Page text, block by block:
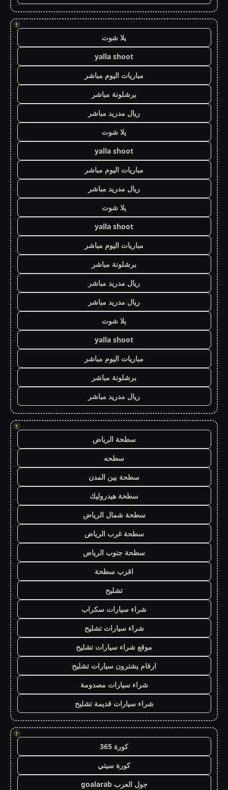
!
يلا شوت
yalla shoot
مباريات اليوم مباشر
برشلونة مباشر
ريال مدريد مباشر
يلا شوت
yalla shoot
مباريات اليوم مباشر
ريال مدريد مباشر
يلا شوت
yalla shoot
مباريات اليوم مباشر
برشلونة مباشر
ريال مدريد مباشر
ريال مدريد مباشر
يلا شوت
yalla shoot
مباريات اليوم مباشر
برشلونة مباشر
ريال مدريد مباشر
!
سطحة الرياض
سطحه
سطحة بين المدن
سطحة هيدروليك
سطحة شمال الرياض
سطحة غرب الرياض
سطحة جنوب الرياض
اقرب سطحة
تشليح
شراء سيارات سكراب
شراء سيارات تشليح
موقع شراء سيارات تشليح
ارقام يشترون سيارات تشليح
شراء سيارات مصدومة
شراء سيارات قديمة تشليح
!
كورة 365
كورة سيتي
جول العرب goalarab